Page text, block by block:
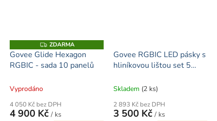
Z
D
A
R
ZDARMA
Govee Glide Hexagon
RGBIC - sada 10 panelů
Vyprodáno
4 050 Kč bez DPH
4 900 Kč / ks
Govee RGBIC LED pásky s
hliníkovou lištou set 5
Skladem (2 ks)
2 893 Kč bez DPH
3 500 Kč / ks